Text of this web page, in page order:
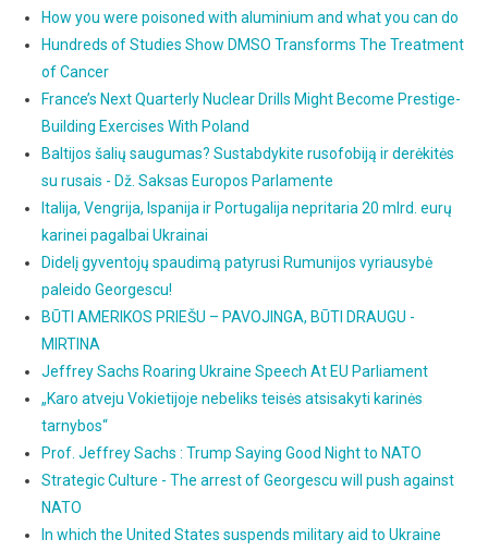
How you were poisoned with aluminium and what you can do
Hundreds of Studies Show DMSO Transforms The Treatment
of Cancer
France’s Next Quarterly Nuclear Drills Might Become Prestige-
Building Exercises With Poland
Baltijos šalių saugumas? Sustabdykite rusofobiją ir derėkitės
su rusais - Dž. Saksas Europos Parlamente
Italija, Vengrija, Ispanija ir Portugalija nepritaria 20 mlrd. eurų
karinei pagalbai Ukrainai
Didelį gyventojų spaudimą patyrusi Rumunijos vyriausybė
paleido Georgescu!
BŪTI AMERIKOS PRIEŠU – PAVOJINGA, BŪTI DRAUGU -
MIRTINA
Jeffrey Sachs Roaring Ukraine Speech At EU Parliament
„Karo atveju Vokietijoje nebeliks teisės atsisakyti karinės
tarnybos“
Prof. Jeffrey Sachs : Trump Saying Good Night to NATO
Strategic Culture - The arrest of Georgescu will push against
NATO
In which the United States suspends military aid to Ukraine